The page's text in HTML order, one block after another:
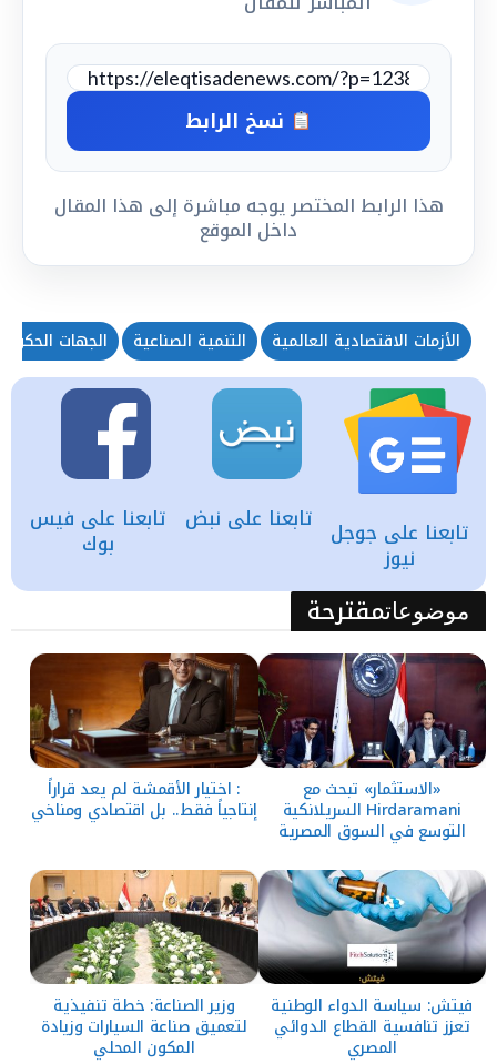
نسخ الرابط
هذا الرابط المختصر يوجه مباشرة إلى هذا المقال
داخل الموقع
الأزمات الاقتصادية العالمية التنمية الصناعية الجهات
تابعنا على فيس
بوك
تابعنا على نبض تابعنا على جوجل
نيوز
موضوعاتمقترحة
«الاستثمار» تبحث مع
Hirdaramani السريلانكية
التوسع في السوق المصرية
: اختيار الأقمشة لم يعد قراراً
إنتاجياً فقط.. بل اقتصادي ومناخي
فيتش: سياسة الدواء الوطنية
تعزز تنافسية القطاع الدوائي
المصري
وزير الصناعة: خطة تنفيذية
لتعميق صناعة السيارات وزيادة
المكون المحلي